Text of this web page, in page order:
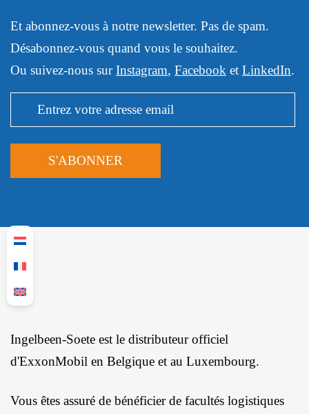
Et abonnez-vous à notre newsletter. Pas de spam.
Désabonnez-vous quand vous le souhaitez.
Ou suivez-nous surInstagram, Facebook et LinkedIn.
Ingelbeen-Soete est le distributeur officiel
d'ExxonMobil en Belgique et au Luxembourg.
Vous êtes assuré de bénéficier de facultés logistiques